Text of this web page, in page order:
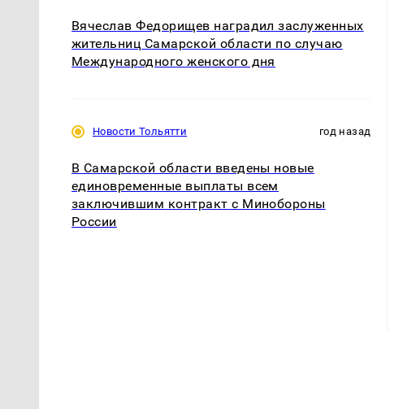
Вячеслав Федорищев наградил заслуженных
жительниц Самарской области по случаю
Международного женского дня
Новости Тольятти год назад
В Самарской области введены новые
единовременные выплаты всем
заключившим контракт с Минобороны
России